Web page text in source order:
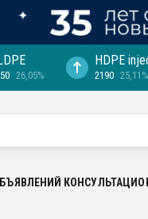
26,05%
HDPE
2190 25,11%